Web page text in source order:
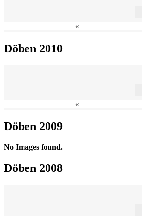
«
Döben 2010
«
Döben 2009
No Images found.
Döben 2008